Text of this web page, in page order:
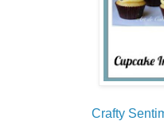
Crafty